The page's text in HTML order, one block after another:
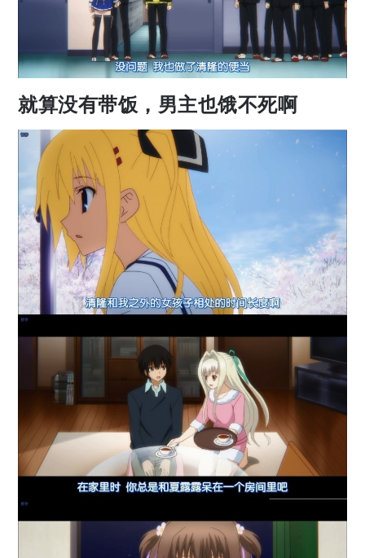
就算没有带饭，男主也饿不死啊